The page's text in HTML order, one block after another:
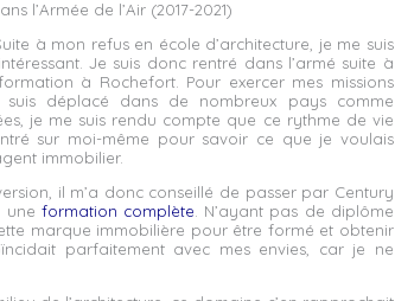
l’Armée de l’Air (2017-2021)
à mon refus en école d’architecture, je me suis
Je suis donc rentré dans l’armé suite à
à Rochefort. Pour exercer mes missions
déplacé dans de nombreux pays comme
je me suis rendu compte que ce rythme de vie
sur moi-même pour savoir ce que je voulais
immobilier.
il m’a donc conseillé de passer par Century
une formation complète . N’ayant pas de diplôme
marque immobilière pour être formé et obtenir
parfaitement avec mes envies, car je ne